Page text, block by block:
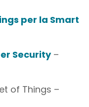
per la Smart
Security–
of Things –